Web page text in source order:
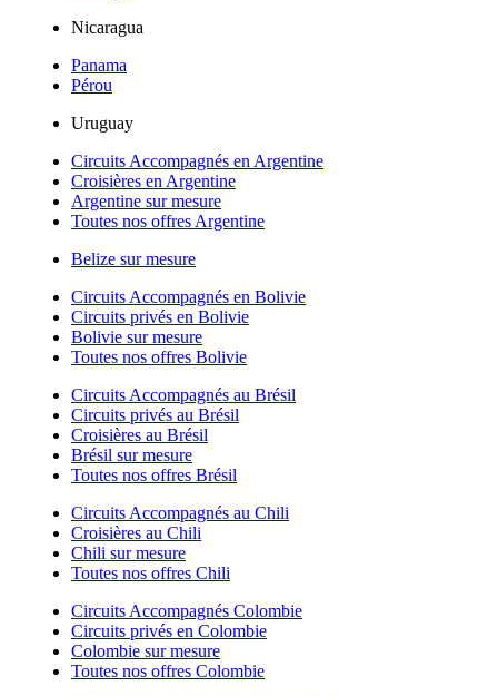
Nicaragua
Panama
Pérou
Uruguay
Circuits Accompagnés en Argentine
Croisières en Argentine
Argentine sur mesure
Toutes nos offres Argentine
Belize sur mesure
Circuits Accompagnés en Bolivie
Circuits privés en Bolivie
Bolivie sur mesure
Toutes nos offres Bolivie
Circuits Accompagnés au Brésil
Circuits privés au Brésil
Croisières au Brésil
Brésil sur mesure
Toutes nos offres Brésil
Circuits Accompagnés au Chili
Croisières au Chili
Chili sur mesure
Toutes nos offres Chili
Circuits Accompagnés Colombie
Circuits privés en Colombie
Colombie sur mesure
Toutes nos offres Colombie